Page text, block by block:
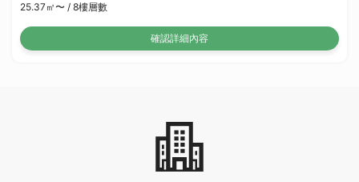
25.37㎡〜 / 8樓層數
確認詳細內容